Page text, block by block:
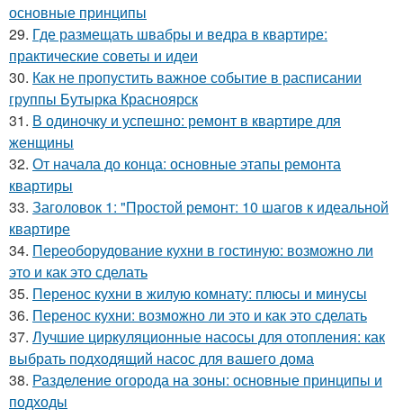
основные принципы
29. Где размещать швабры и ведра в квартире:
практические советы и идеи
30. Как не пропустить важное событие в расписании
группы Бутырка Красноярск
31. В одиночку и успешно: ремонт в квартире для
женщины
32. От начала до конца: основные этапы ремонта
квартиры
33. Заголовок 1: "Простой ремонт: 10 шагов к идеальной
квартире
34. Переоборудование кухни в гостиную: возможно ли
это и как это сделать
35. Перенос кухни в жилую комнату: плюсы и минусы
36. Перенос кухни: возможно ли это и как это сделать
37. Лучшие циркуляционные насосы для отопления: как
выбрать подходящий насос для вашего дома
38. Разделение огорода на зоны: основные принципы и
подходы